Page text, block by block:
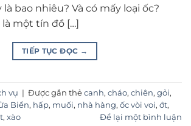
bao nhiêu? Và có mấy loại ốc?
một tín đồ […]
TIẾP TỤC ĐỌC →
vụ | Được gắn thẻ canh, cháo, chiên, gỏi,
Biển, hấp, muối, nhà hàng, ốc vòi voi, ớt,
, xào Để lại một bình luận